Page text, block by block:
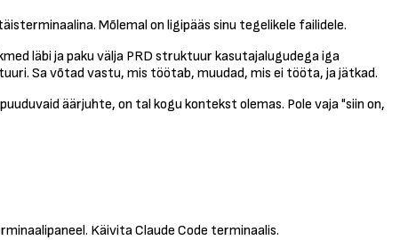
Mõlemal on ligipääs sinu tegelikele failidele.
läbi ja paku välja PRD struktuur kasutajalugudega iga
Sa võtad vastu, mis töötab, muudad, mis ei tööta, ja jätkad.
äärjuhte, on tal kogu kontekst olemas. Pole vaja "siin on,
Käivita Claude Code terminaalis.